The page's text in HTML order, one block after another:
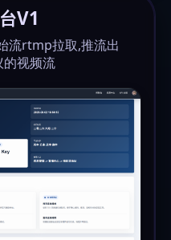
V1
流rtmp拉取,推流出
视频流